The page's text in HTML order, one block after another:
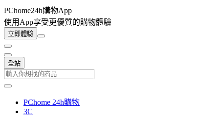
PChome24h購物App
使用App享受更優質的購物體驗
立即體驗
全站
PChome 24h購物
3C